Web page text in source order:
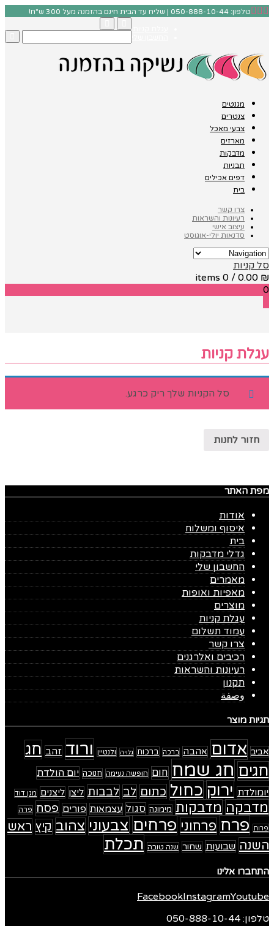
טלפון: 050-888-10-44 | שליח עד הבית חינם בהזמנה מעל 300 ש"ח!
מגנטים
צנטרים
צבעי מאכל
מארזים
מדבקות
תבניות
דפים אכילים
בית
צרו קשר
רעיונות והשראות
עיצוב אישי
סדנאות יולי-אוגוסט
סל קניות
0.00 ₪
/ 0 items
0
עגלת קניות
סל הקניות שלך ריק כרגע.
חזור לחנות
מפת האתר
אודות
איסוף ומשלוח
בית
גדלי מדבקות
החשבון שלי
מאמרים
מאפיות ואופות
מוצרים
עגלת קניות
עמוד תשלום
צרו קשר
רכיבים ואלרגנים
רעיונות והשראות
תקנון
وصفة
תגיות מוצר
אביב אדום אהבה ברכה ברכות גלויה ולנטיין ורוד זהב חג
חגים חג שמח חום חופשה נעימה חנוכה יום הולדת
יומולדת ירוק כחול כתום לב לבבות ליצן ליצנים מגן דוד
מדבקה מדבקות מימונה סגול עצמאות פורים פסח פרה
פרות פרח פרחוני פרחים צבעוני צהוב קיץ ראש
השנה שבועות שחור שנה טובה תכלת
התחברו אלינו
FacebookInstagramYoutube
טלפון: 050-888-10-44